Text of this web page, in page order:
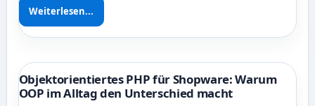
Weiterlesen...
Objektorientiertes PHP für Shopware: Warum
OOP im Alltag den Unterschied macht